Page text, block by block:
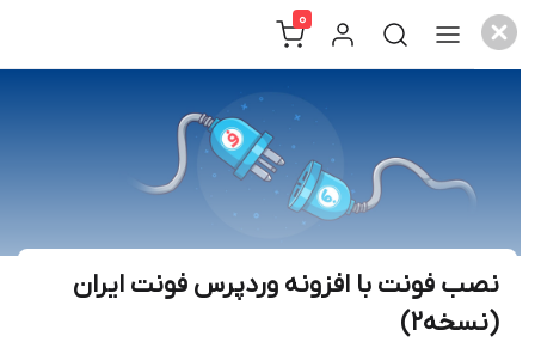
فونت با افزونه وردپرس فونت ایران